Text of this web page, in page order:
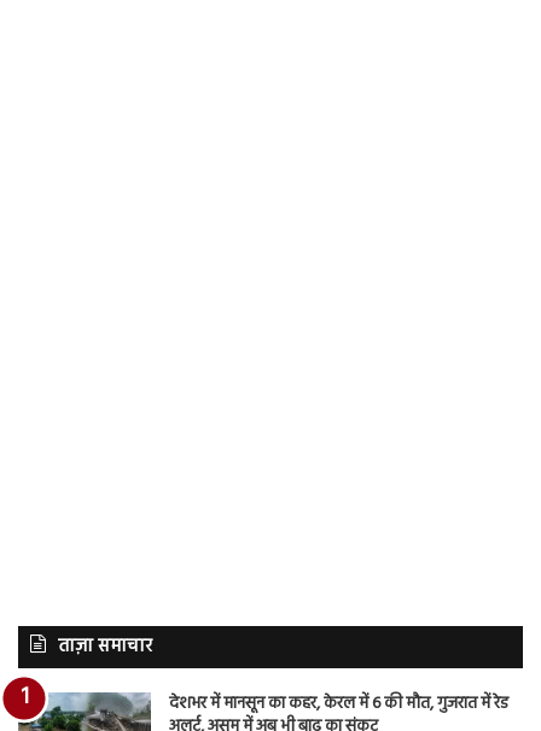
ताज़ा समाचार
देशभर में मानसून का कहर, केरल में 6 की मौत, गुजरात में रेड